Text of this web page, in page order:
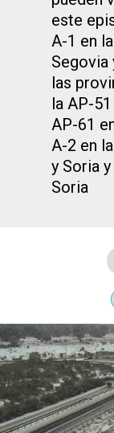
este
A-1 en
Segovia
las
la AP-
AP-61
A-2 en
y Soria
Soria